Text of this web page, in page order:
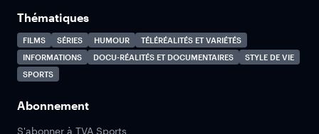
Thématiques
FILMS SÉRIES HUMOUR
TÉLÉRÉALITÉS ET VARIÉTÉS
INFORMATIONS
DOCU-RÉALITÉS ET DOCUMENTAIRES
STYLE DE VIE
SPORTS
Abonnement
S'abonner à TVA Sports